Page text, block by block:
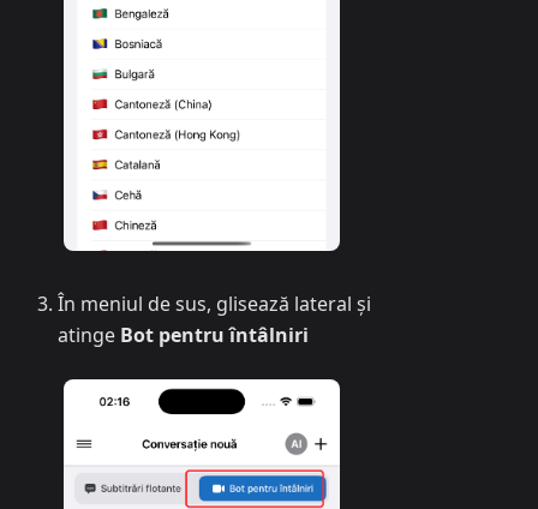
În meniul de sus, glisează lateral și
atinge Bot pentru întâlniri